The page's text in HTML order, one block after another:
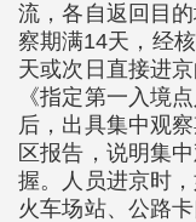
流，各自返回目
察期满14天，经
天或次日直接进
《指定第一入境
后，出具集中观
区报告，说明集
握。人员进京时
火车场站、公路